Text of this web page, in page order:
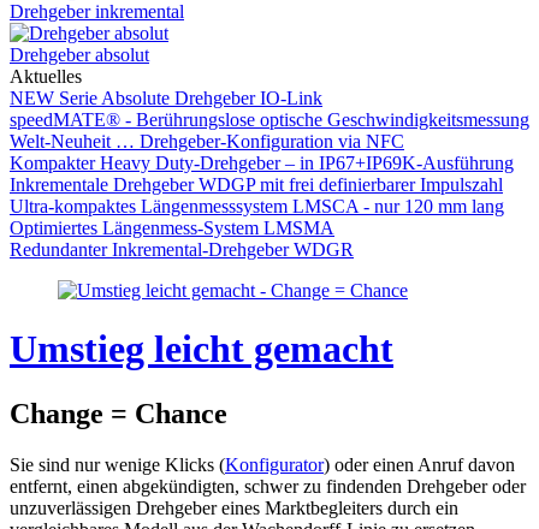
Drehgeber inkremental
Drehgeber absolut
Aktuelles
NEW Serie Absolute Drehgeber IO-Link
speedMATE® - Berührungslose optische Geschwindigkeitsmessung
Welt-Neuheit … Drehgeber-Konfiguration via NFC
Kompakter Heavy Duty-Drehgeber – in IP67+IP69K-Ausführung
Inkrementale Drehgeber WDGP mit frei definierbarer Impulszahl
Ultra-kompaktes Längenmesssystem LMSCA - nur 120 mm lang
Optimiertes Längenmess-System LMSMA
Redundanter Inkremental-Drehgeber WDGR
Umstieg leicht gemacht
Change = Chance
Sie sind nur wenige Klicks (Konfigurator) oder einen Anruf davon
entfernt, einen abgekündigten, schwer zu findenden Drehgeber oder
unzuverlässigen Drehgeber eines Marktbegleiters durch ein